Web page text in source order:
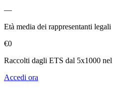
—
Età media dei rappresentanti legali
€0
Raccolti dagli ETS dal 5x1000
Accedi ora